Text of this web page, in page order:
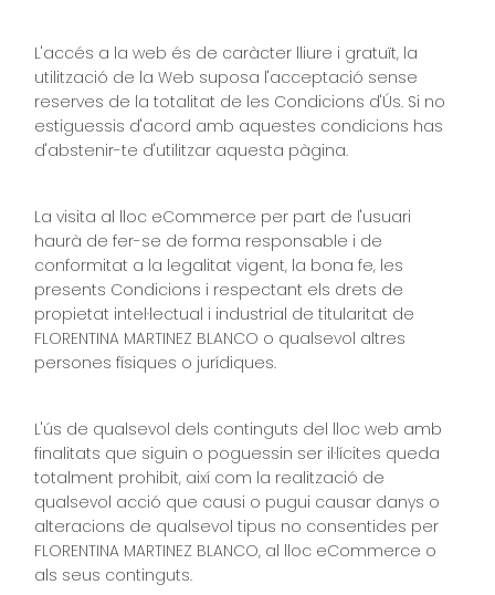
L'accés a la web és de caràcter lliure i gratuït, la
utilització de la Web suposa l'acceptació sense
reserves de la totalitat de les Condicions d'Ús. Si no
estiguessis d'acord amb aquestes condicions has
d'abstenir-te d'utilitzar aquesta pàgina.
La visita al lloc eCommerce per part de l'usuari
haurà de fer-se de forma responsable i de
conformitat a la legalitat vigent, la bona fe, les
presents Condicions i respectant els drets de
propietat intel·lectual i industrial de titularitat de
FLORENTINA MARTINEZ BLANCO o qualsevol altres
persones físiques o jurídiques.
L'ús de qualsevol dels continguts del lloc web amb
finalitats que siguin o poguessin ser il·lícites queda
totalment prohibit, així com la realització de
qualsevol acció que causi o pugui causar danys o
alteracions de qualsevol tipus no consentides per
FLORENTINA MARTINEZ BLANCO, al lloc eCommerce o
als seus continguts.